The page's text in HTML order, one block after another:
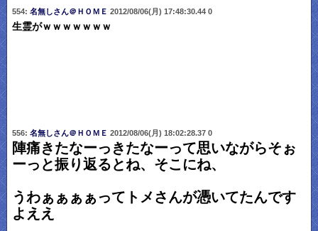
554: 名無しさん＠ＨＯＭＥ 2012/08/06(月) 17:48:30.44 0
生霊がｗｗｗｗｗｗｗ
556: 名無しさん＠ＨＯＭＥ 2012/08/06(月) 18:02:28.37 0
陣痛きたなーっきたなーって思いながらそぉ
ーっと振り返るとね、そこにね、
うわぁぁぁぁってトメさんが憑いてたんです
よええ